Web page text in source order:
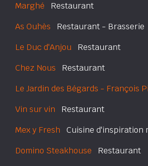
Marghé Restaurant
As Ouhès Restaurant - Brasserie
Le Duc d'Anjou Restaurant
Chez Nous Restaurant
Le Jardin des Bégards - François
Vin sur vin Restaurant
Mex y Fresh Cuisine d'inspiration
Domino Steakhouse Restaurant